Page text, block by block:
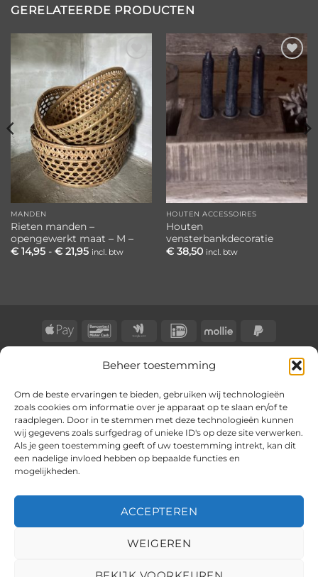
Beheer toestemming
Om de beste ervaringen te bieden, gebruiken wij technologieën
zoals cookies om informatie over je apparaat op te slaan en/of te
raadplegen. Door in te stemmen met deze technologieën kunnen
wij gegevens zoals surfgedrag of unieke ID's op deze site verwerken.
Als je geen toestemming geeft of uw toestemming intrekt, kan dit
een nadelige invloed hebben op bepaalde functies en
mogelijkheden.
ACCEPTEREN
WEIGEREN
GERELATEERDE PRODUCTEN
Toevoegen
aan
verlanglijst
MANDEN
Rieten manden –
opengewerkt maat – M –
€14,95 - €21,95Prijsklasse:
incl. btw
Toevoegen
aan
verlanglijst
HOUTEN ACCESSOIRES
Houten
vensterbankdecoratie
€38,50 incl. btw
Apple
Pay
BancontactGoogle
Wallet
IDeal Mollie
2
CONTACT KLACHTENREGELING